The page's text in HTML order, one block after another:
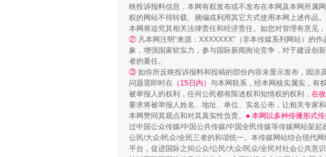
招工难、用工荒背后
映投诉报料信息，本网有权发布或不发布在本网及本网所属
权的网站不得转载、摘编或利用其它方式使用本网上述作品
本网将追究其相关法律责任和经济责任。如您对管理有意见
② 凡本网注明“来源：XXXXXXX”（非本传媒系列网站）的
象，增强国家软实力，参与国际新闻舆论竞争，对于建设创
者的重任。
③ 如你所反映投诉报料和投稿的部份内容未显示发布，因涉
问题需即时在 （15日内） 与本网联系，经本网核实属实，有
被举报人的权利，任何公民都有陈述权和知情权的权利， 在
要求将被举报人姓名、地址、单位、实名公布，让相关专家
本网赞同其观点和对其真实性负责。 ● 本网以多种传播形式
过中国公众传媒/中国公共传媒/中国全民传媒等传媒网站架
公民/大众/民众/全民三者的和谐统一。本传媒网站结合现代
平台，促进国际之间公众/公民/大众/民众/全民对社会公共意